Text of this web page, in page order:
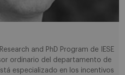
and PhD Program de IESE
ordinario del departamento de
especializado en los incentivos